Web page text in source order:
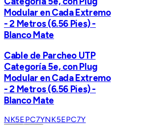
Modular en Cada Extremo
- 2 Metros (6.56 Pies) -
Blanco Mate
Cable de Parcheo UTP
Categoría 5e, con Plug
Modular en Cada Extremo
- 2 Metros (6.56 Pies) -
Blanco Mate
NK5EPC7YNK5EPC7Y